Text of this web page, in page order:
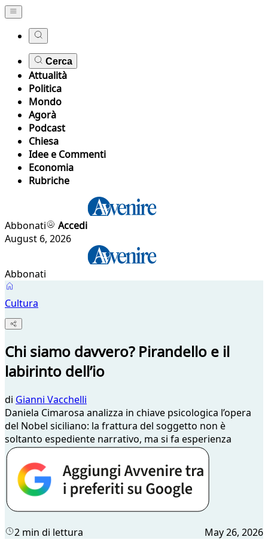
Cerca
Attualità
Politica
Mondo
Agorà
Podcast
Chiesa
Idee e Commenti
Economia
Rubriche
Abbonati
Accedi
August 6, 2026
Abbonati
Cultura
Chi siamo davvero? Pirandello e il
labirinto dell’io
di Gianni Vacchelli
Daniela Cimarosa analizza in chiave psicologica l’opera
del Nobel siciliano: la frattura del soggetto non è
soltanto espediente narrativo, ma si fa esperienza
2 min di lettura May 26, 2026